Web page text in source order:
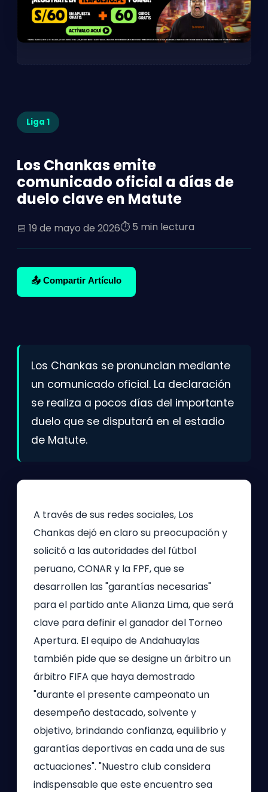
Liga 1
Los Chankas emite
comunicado oficial a días de
duelo clave en Matute
📅 19 de mayo de 2026⏱️ 5 min lectura
📤 Compartir Artículo
Los Chankas se pronuncian mediante
un comunicado oficial. La declaración
se realiza a pocos días del importante
duelo que se disputará en el estadio
de Matute.
A través de sus redes sociales, Los
Chankas dejó en claro su preocupación y
solicitó a las autoridades del fútbol
peruano, CONAR y la FPF, que se
desarrollen las "garantías necesarias"
para el partido ante Alianza Lima, que será
clave para definir el ganador del Torneo
Apertura. El equipo de Andahuaylas
también pide que se designe un árbitro un
árbitro FIFA que haya demostrado
"durante el presente campeonato un
desempeño destacado, solvente y
objetivo, brindando confianza, equilibrio y
garantías deportivas en cada una de sus
actuaciones". "Nuestro club considera
indispensable que este encuentro sea